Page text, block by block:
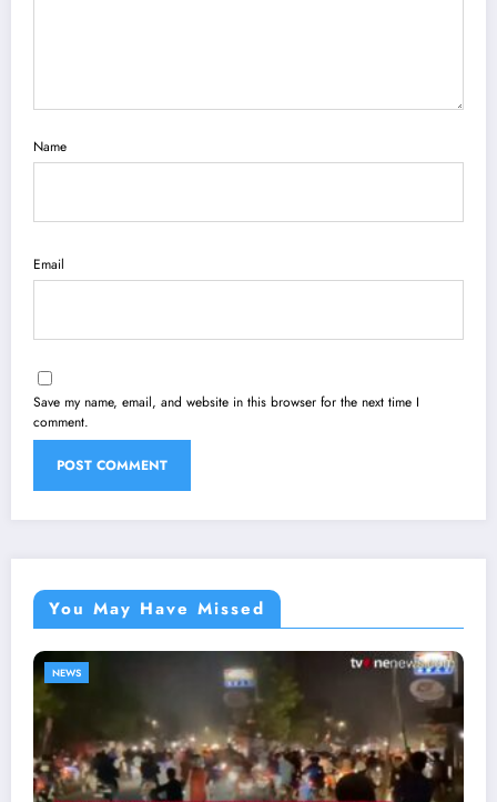
Name
Email
Save my name, email, and website in this browser for the next time I
comment.
You May Have Missed
NEWS